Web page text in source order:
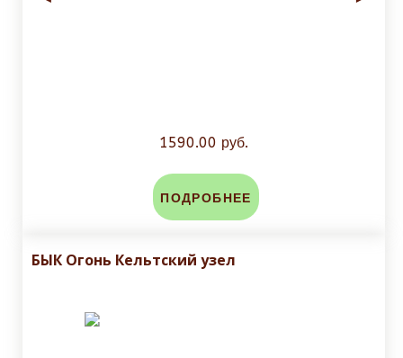
1590.00 руб.
ПОДРОБНЕЕ
БЫК Огонь Кельтский узел